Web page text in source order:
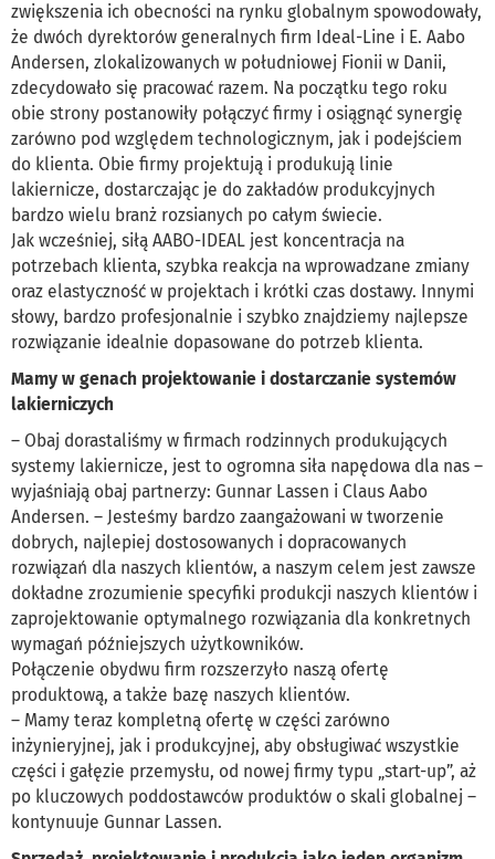
zwiększenia ich obecności na rynku globalnym spowodowały,
że dwóch dyrektorów generalnych firm Ideal-Line i E. Aabo
Andersen, zlokalizowanych w południowej Fionii w Danii,
zdecydowało się pracować razem. Na początku tego roku
obie strony postanowiły połączyć firmy i osiągnąć synergię
zarówno pod względem technologicznym, jak i podejściem
do klienta. Obie firmy projektują i produkują linie
lakiernicze, dostarczając je do zakładów produkcyjnych
bardzo wielu branż rozsianych po całym świecie.
Jak wcześniej, siłą AABO-IDEAL jest koncentracja na
potrzebach klienta, szybka reakcja na wprowadzane zmiany
oraz elastyczność w projektach i krótki czas dostawy. Innymi
słowy, bardzo profesjonalnie i szybko znajdziemy najlepsze
rozwiązanie idealnie dopasowane do potrzeb klienta.
Mamy w genach projektowanie i dostarczanie systemów
lakierniczych
– Obaj dorastaliśmy w firmach rodzinnych produkujących
systemy lakiernicze, jest to ogromna siła napędowa dla nas –
wyjaśniają obaj partnerzy: Gunnar Lassen i Claus Aabo
Andersen. – Jesteśmy bardzo zaangażowani w tworzenie
dobrych, najlepiej dostosowanych i dopracowanych
rozwiązań dla naszych klientów, a naszym celem jest zawsze
dokładne zrozumienie specyfiki produkcji naszych klientów i
zaprojektowanie optymalnego rozwiązania dla konkretnych
wymagań późniejszych użytkowników.
Połączenie obydwu firm rozszerzyło naszą ofertę
produktową, a także bazę naszych klientów.
– Mamy teraz kompletną ofertę w części zarówno
inżynieryjnej, jak i produkcyjnej, aby obsługiwać wszystkie
części i gałęzie przemysłu, od nowej firmy typu „start-up”, aż
po kluczowych poddostawców produktów o skali globalnej –
kontynuuje Gunnar Lassen.